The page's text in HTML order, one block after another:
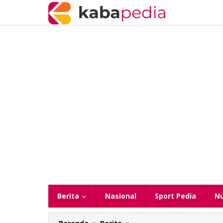
konten
Berita Nasional Sport Pedia